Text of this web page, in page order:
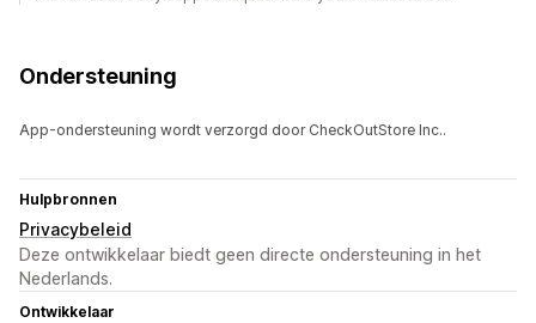
Ondersteuning
App-ondersteuning wordt verzorgd door CheckOutStore Inc..
Hulpbronnen
Privacybeleid
Deze ontwikkelaar biedt geen directe ondersteuning in het
Nederlands.
Ontwikkelaar